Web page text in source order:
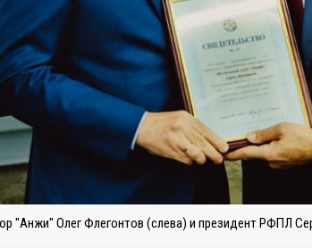
"Анжи" Олег Флегонтов (слева) и президент РФПЛ